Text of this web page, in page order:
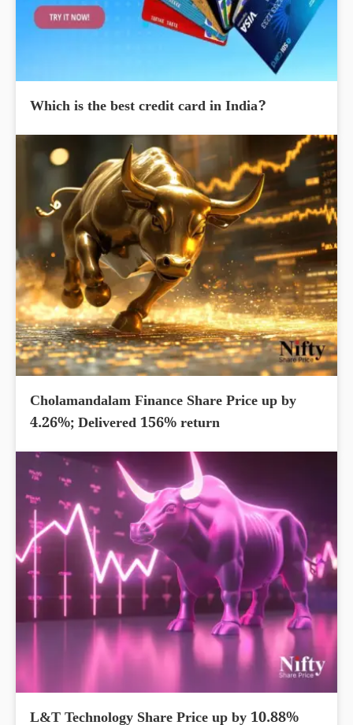
Which is the best credit card in India?
Cholamandalam Finance Share Price up by
4.26%; Delivered 156% return
L&T Technology Share Price up by 10.88%